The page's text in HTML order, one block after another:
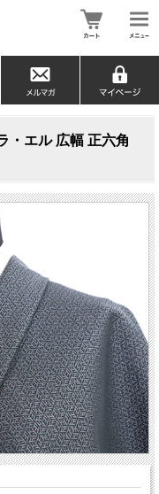
・エル 広幅 正六角